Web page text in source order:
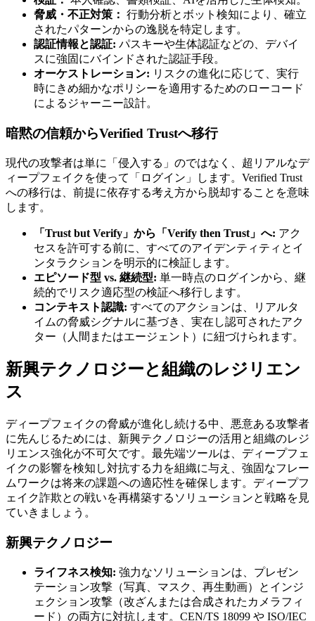
脅威・不正対策： 行動分析とボット検知により、確立
されたパターンからの逸脱を特定します。
認証情報と認証: パスキーや生体認証などの、デバイ
スに強固にバインドされた認証手段。
オーケストレーション: リスクの進化に応じて、実行
時にきめ細かなポリシーを適用するためのローコード
によるジャーニー設計。
暗黙の信頼からVerified Trustへ移行
現代の攻撃者は単に「侵入する」のではなく、超リアルなデ
ィープフェイクを使って「ログイン」します。Verified Trust
への移行は、前提に依存する考え方から脱却することを意味
します。
「Trust but Verify」から「Verify then Trust」へ: アク
セスを許可する前に、すべてのアイデンティティとイ
ンタラクションを明示的に検証します。
エピソード型 vs. 継続型: 単一時点のログインから、継
続的でリスク適応型の検証へ移行します。
コンテキスト認識: すべてのアクションは、リアルタ
イムの脅威シグナルに基づき、実在し認可されたアク
ター（人間またはエージェント）に紐づけられます。
新興テクノロジーと組織のレジリエン
ス
ディープフェイクの脅威が進化し続ける中、悪意ある攻撃者
に先んじるためには、新興テクノロジーの活用と組織のレジ
リエンス強化が不可欠です。最先端ツールは、ディープフェ
イクの影響を検知し対抗する力を組織に与え、強固なフレー
ムワークは将来の課題への適応性を確保します。ディープフ
ェイク詐欺との戦いを再構築するソリューションと戦略を見
ていきましょう。
新興テクノロジー
ライフネス検知: 強力なソリューションは、プレゼン
テーション攻撃（写真、マスク、再生動画）とインジ
ェクション攻撃（改ざんまたは合成されたカメラフィ
ード）の両方に対抗します。CEN/TS 18099 や ISO/IEC